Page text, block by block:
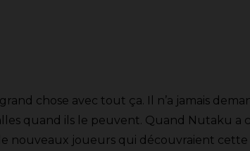
chose avec tout ça. Il n’a jamais
quand ils le peuvent. Quand Nutaku a
joueurs qui découvraient cette